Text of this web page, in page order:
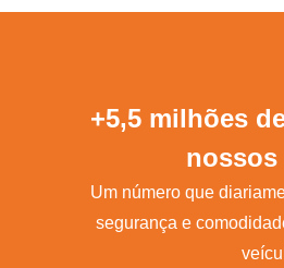
+5,5 milhões
nossos
Um número que
segurança e